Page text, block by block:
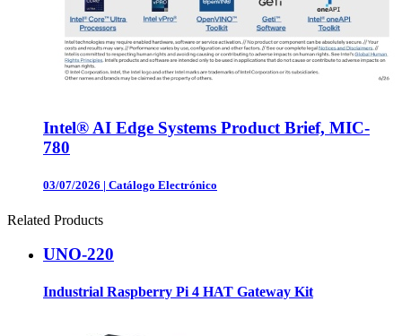
Intel® AI Edge Systems Product Brief, MIC-
780
03/07/2026 | Catálogo Electrónico
Related Products
UNO-220
Industrial Raspberry Pi 4 HAT Gateway Kit